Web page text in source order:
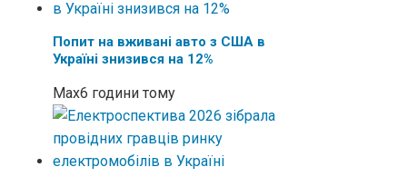
Попит на вживані авто з США в
Україні знизився на 12%
Max6 години тому